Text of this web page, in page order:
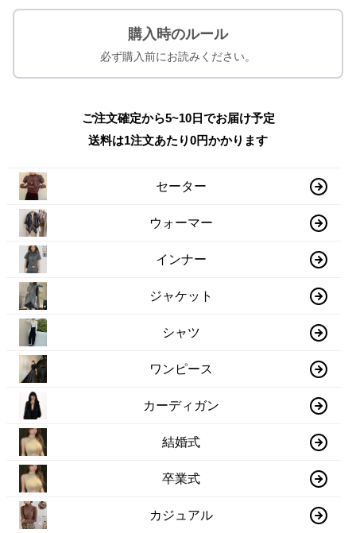
購入時のルール
必ず購入前にお読みください。
ご注文確定から5~10日でお届け予定
送料は1注文あたり0円かかります
セーター
ウォーマー
インナー
ジャケット
シャツ
ワンピース
カーディガン
結婚式
卒業式
カジュアル